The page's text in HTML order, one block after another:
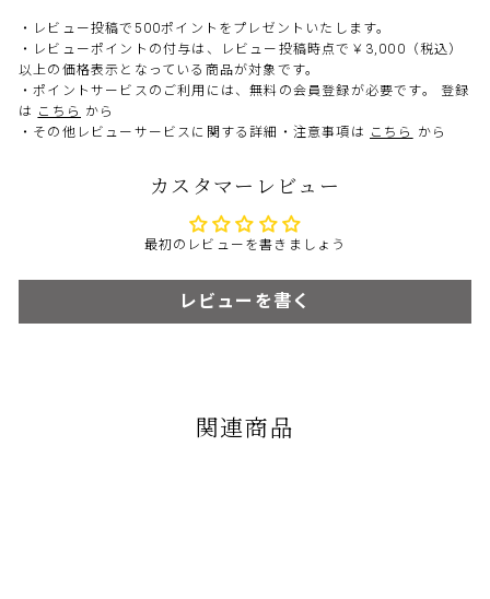
・レビュー投稿で500ポイントをプレゼントいたします。
・レビューポイントの付与は、レビュー投稿時点で￥3,000（税込）
以上の価格表示となっている商品が対象です。
・ポイントサービスのご利用には、無料の会員登録が必要です。 登録
は こちら から
・その他レビューサービスに関する詳細・注意事項は こちら から
カスタマーレビュー
最初のレビューを書きましょう
レビューを書く
関連商品